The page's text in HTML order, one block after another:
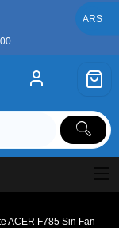
ACER F785 Sin Fan
ARS